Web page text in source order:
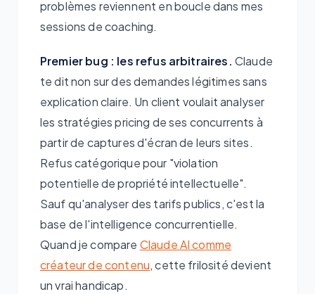
problèmes reviennent en boucle dans mes
sessions de coaching.
Premier bug : les refus arbitraires. Claude
te dit non sur des demandes légitimes sans
explication claire. Un client voulait analyser
les stratégies pricing de ses concurrents à
partir de captures d'écran de leurs sites.
Refus catégorique pour "violation
potentielle de propriété intellectuelle".
Sauf qu'analyser des tarifs publics, c'est la
base de l'intelligence concurrentielle.
Quand je compare Claude AI comme
créateur de contenu, cette frilosité devient
un vrai handicap.